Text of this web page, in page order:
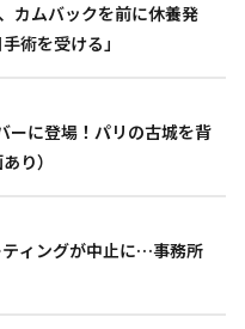
カムバックを前に休養発
術を受ける」
ーに登場！パリの古城を背
り）
ティングが中止に…事務所